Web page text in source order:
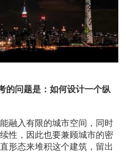
的问题是：如何设计一个纵
融入有限的城市空间，同时
性，因此也要兼顾城市的密
形态来堆积这个建筑，留出